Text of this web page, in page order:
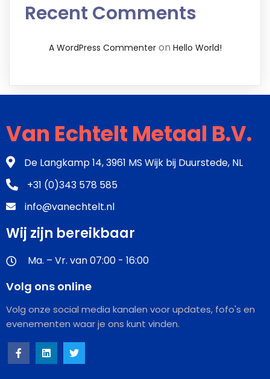
Recent Comments
A WordPress Commenter on Hello World!
Van Echtelt Metaal B.V.
De Langkamp 14, 3961 MS Wijk bij Duurstede, NL
+31 (0)343 578 585
info@vanechtelt.nl
Wij zijn bereikbaar
Ma. – Vr. van 07:00 - 16:00
Volg ons online
Volg onze social media kanalen voor updates, fofo's en
evenementen waar je ons kunt vinden.